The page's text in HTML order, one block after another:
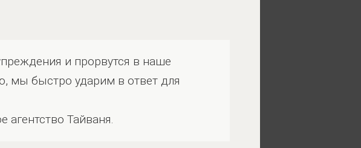
и прорвутся в наше
мы быстро ударим в ответ для
Тайваня.